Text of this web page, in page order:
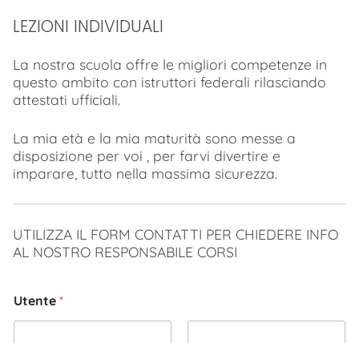
LEZIONI INDIVIDUALI
La nostra scuola offre le migliori competenze in
questo ambito con istruttori federali rilasciando
attestati ufficiali.
La mia età e la mia maturità sono messe a
disposizione per voi , per farvi divertire e
imparare, tutto nella massima sicurezza.
UTILIZZA IL FORM CONTATTI PER CHIEDERE INFO
AL NOSTRO RESPONSABILE CORSI
Utente *